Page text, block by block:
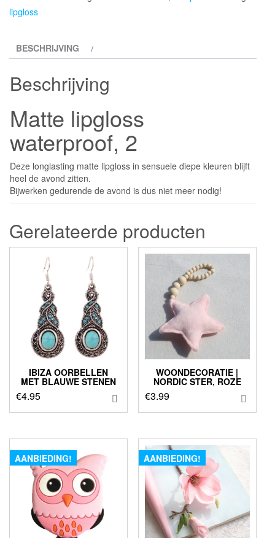
lipgloss
BESCHRIJVING
Beschrijving
Matte lipgloss
waterproof, 2
Deze longlasting matte lipgloss in sensuele diepe kleuren blijft
heel de avond zitten.
Bijwerken gedurende de avond is dus niet meer nodig!
Gerelateerde producten
IBIZA OORBELLEN
MET BLAUWE STENEN
€4.95
WOONDECORATIE |
NORDIC STER, ROZE
€3.99
AANBIEDING! AANBIEDING!